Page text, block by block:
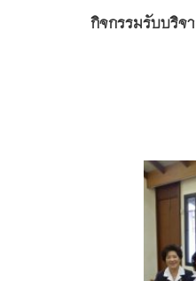
กิจกรรมรับบริจ